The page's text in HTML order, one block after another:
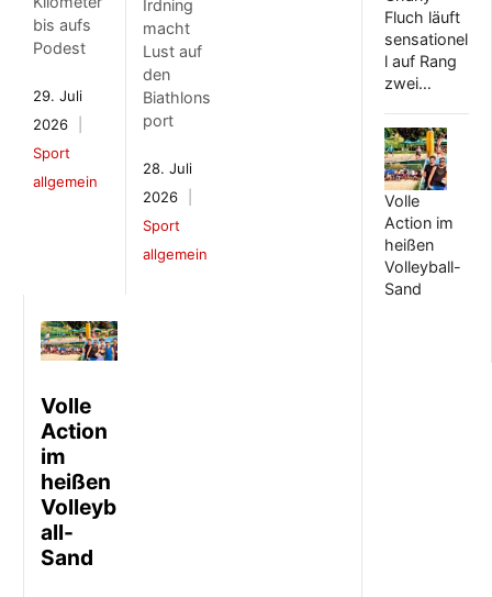
bis aufs
Podest
29. Juli
2026
Sport
allgemein
Irdning
macht
Lust auf
den
Biathlons
port
28. Juli
2026
Sport
allgemein
Volle
Action
im
heißen
Volleyb
all-
Sand
Fluch läuft
sensationel
l auf Rang
zwei…
Volle
Action im
heißen
Volleyball-
Sand